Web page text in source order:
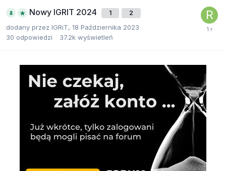
Nowy IGRIT 2024 1 2
dodany przez IGRiT, 18 Października 2023
30 odpowiedzi 37.2k wyświetleń